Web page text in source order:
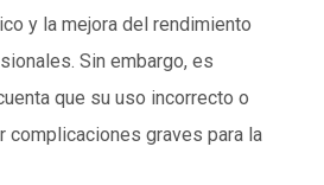
y la mejora del rendimiento
Sin embargo, es
que su uso incorrecto o
complicaciones graves para la